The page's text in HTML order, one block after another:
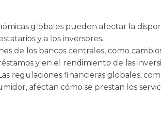
globales pueden afectar la
y a los inversores.
de los bancos centrales, como
y en el rendimiento de las
regulaciones financieras globales,
afectan cómo se prestan los